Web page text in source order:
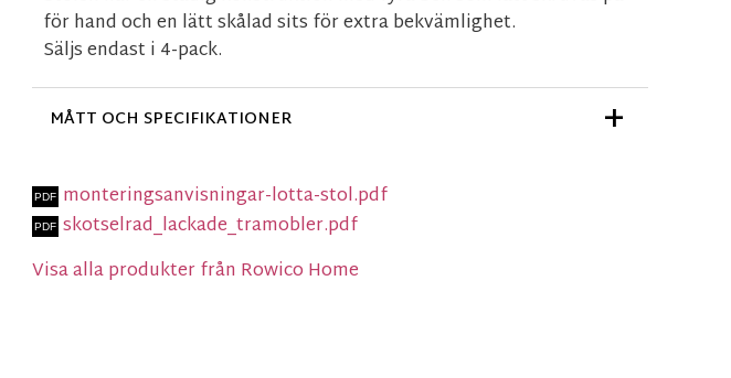
för hand och en lätt skålad sits för extra bekvämlighet.
Säljs endast i 4-pack.
MÅTT OCH SPECIFIKATIONER
monteringsanvisningar-lotta-stol.pdf
skotselrad_lackade_tramobler.pdf
Visa alla produkter från Rowico Home